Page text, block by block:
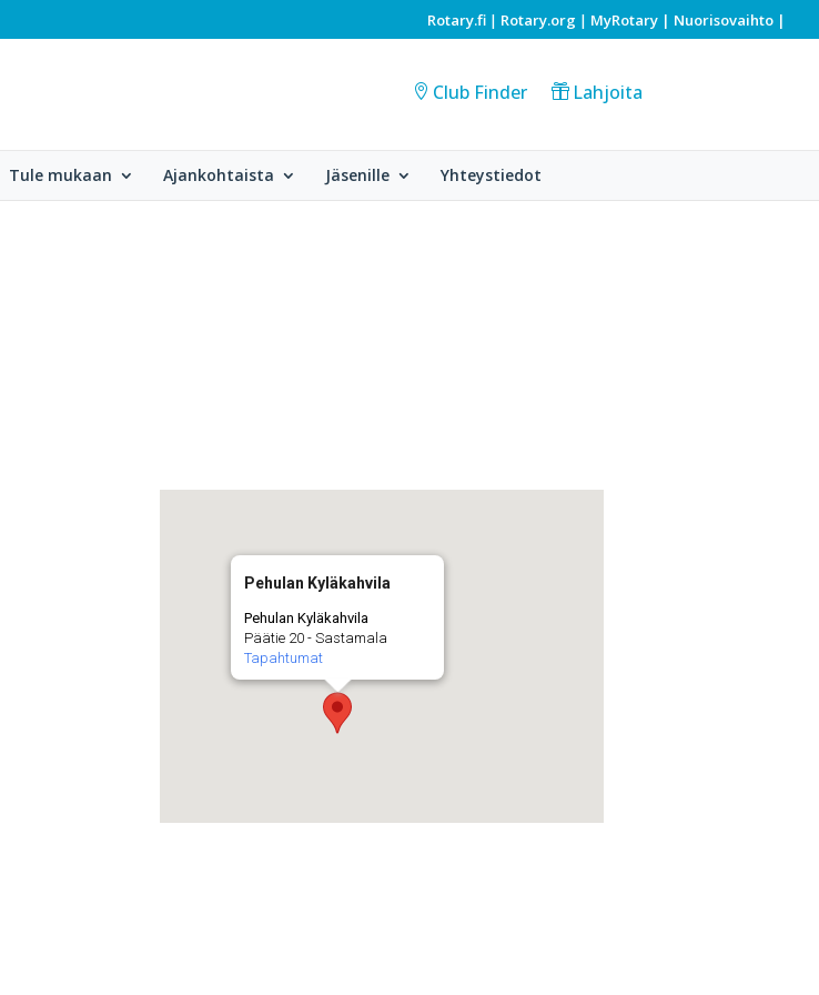
Rotary.fi | Rotary.org | MyRotary | Nuorisovaihto |
Club Finder Lahjoita
Tule mukaan Ajankohtaista Jäsenille Yhteystiedot
Pehulan Kyläkahvila
Pehulan Kyläkahvila
Päätie 20 - Sastamala
Tapahtumat